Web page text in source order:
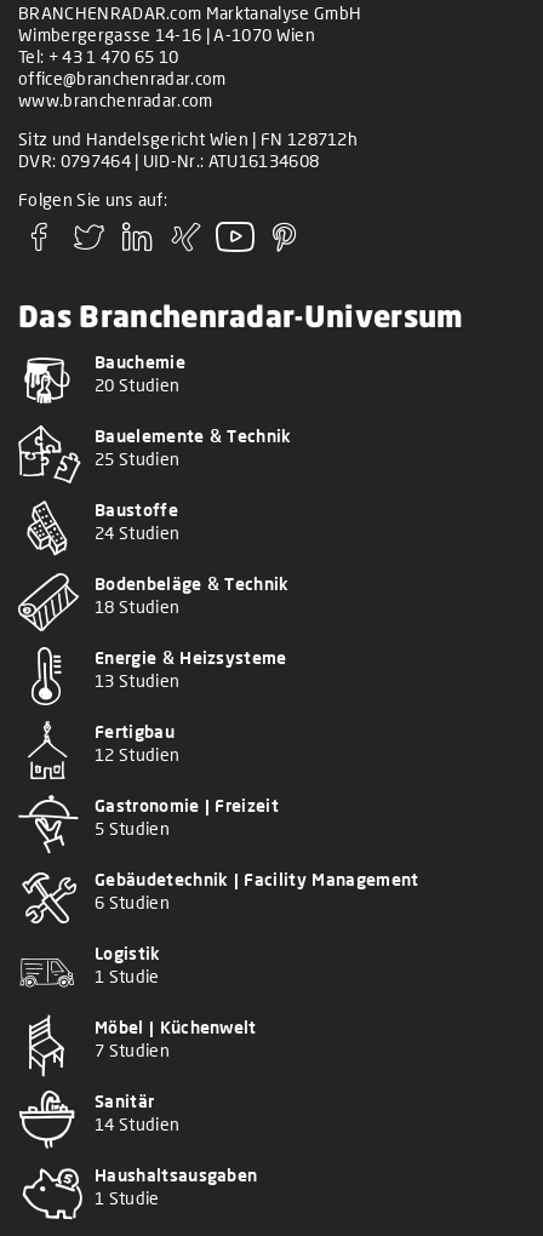
BRANCHENRADAR.com Marktanalyse GmbH
Wimbergergasse 14-16 | A-1070 Wien
Tel: + 43 1 470 65 10
office@branchenradar.com
www.branchenradar.com
Sitz und Handelsgericht Wien | FN 128712h
DVR: 0797464 | UID-Nr.: ATU16134608
Folgen Sie uns auf:
Das Branchenradar-Universum
Bauchemie
20 Studien
Bauelemente & Technik
25 Studien
Baustoffe
24 Studien
Bodenbeläge & Technik
18 Studien
Energie & Heizsysteme
13 Studien
Fertigbau
12 Studien
Gastronomie | Freizeit
5 Studien
Gebäudetechnik | Facility Management
6 Studien
Logistik
1 Studie
Möbel | Küchenwelt
7 Studien
Sanitär
14 Studien
Haushaltsausgaben
1 Studie